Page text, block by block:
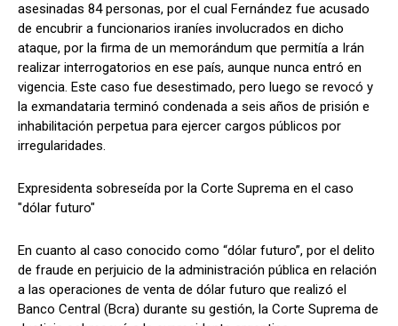
asesinadas 84 personas, por el cual Fernández fue acusado
de encubrir a funcionarios iraníes involucrados en dicho
ataque, por la firma de un memorándum que permitía a Irán
realizar interrogatorios en ese país, aunque nunca entró en
vigencia. Este caso fue desestimado, pero luego se revocó y
la exmandataria terminó condenada a seis años de prisión e
inhabilitación perpetua para ejercer cargos públicos por
irregularidades.
Expresidenta sobreseída por la Corte Suprema en el caso
"dólar futuro"
En cuanto al caso conocido como “dólar futuro”, por el delito
de fraude en perjuicio de la administración pública en relación
a las operaciones de venta de dólar futuro que realizó el
Banco Central (Bcra) durante su gestión, la Corte Suprema de